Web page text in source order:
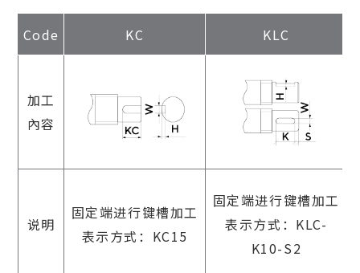
Code KC KLC
加工
內容
说明
固定端进行键槽加工
表示方式：KC15
固定端进行键槽加工
表示方式：KLC-
K10-S2